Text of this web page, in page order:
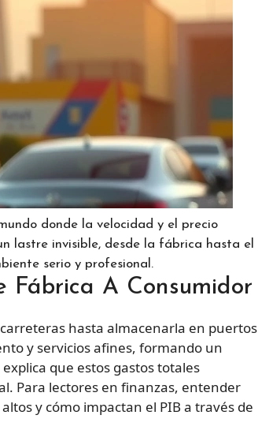
donde la velocidad y el precio
lastre invisible, desde la fábrica hasta el
serio y profesional.
Fábrica A Consumidor
hasta almacenarla en puertos
y servicios afines, formando un
que estos gastos totales
Para lectores en finanzas, entender
y cómo impactan el PIB a través de